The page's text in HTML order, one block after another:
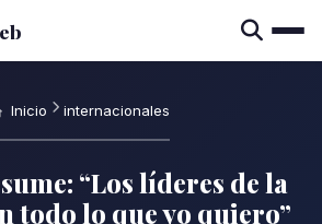
Inicio internacionales
“Los líderes de la
todo lo que yo quiero”